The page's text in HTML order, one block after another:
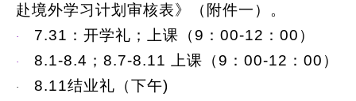
赴境外学习计划审核表》（附件一）。
· 7.31 ：开学礼；上课（9：00-12：00）
· 8.1-8.4 ；8.7-8.11 上课（9：00-12：00）
· 8.11结业礼（下午)